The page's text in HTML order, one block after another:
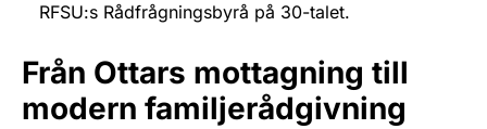
RFSU:s Rådfrågningsbyrå på 30-talet.
Från Ottars mottagning till
modern familjerådgivning